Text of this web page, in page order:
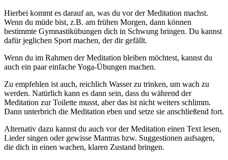
Hierbei kommt es darauf an, was du vor der Meditation machst.
Wenn du müde bist, z.B. am frühen Morgen, dann können
bestimmte Gymnastikübungen dich in Schwung bringen. Du kannst
dafür jeglichen Sport machen, der dir gefällt.
Wenn du im Rahmen der Meditation bleiben möchtest, kannst du
auch ein paar einfache Yoga-Übungen machen.
Zu empfehlen ist auch, reichlich Wasser zu trinken, um wach zu
werden. Natürlich kann es dann sein, dass du während der
Meditation zur Toilette musst, aber das ist nicht weiters schlimm.
Dann unterbrich die Meditation eben und setze sie anschließend fort.
Alternativ dazu kannst du auch vor der Meditation einen Text lesen,
Lieder singen oder gewisse Mantras bzw. Suggestionen aufsagen,
die dich in einen wachen, klaren Zustand bringen.